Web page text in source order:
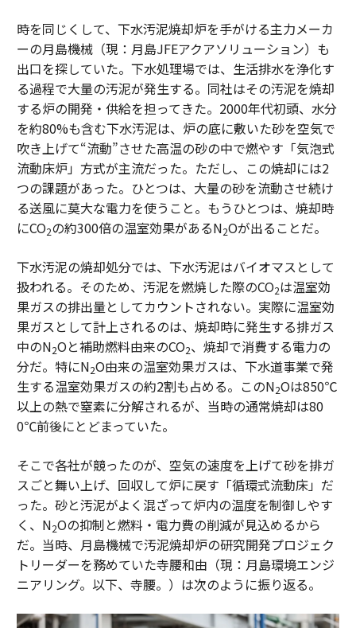
時を同じくして、下水汚泥焼却炉を手がける主力メーカ
ーの月島機械（現：月島JFEアクアソリューション）も
出口を探していた。下水処理場では、生活排水を浄化す
る過程で大量の汚泥が発生する。同社はその汚泥を焼却
する炉の開発・供給を担ってきた。2000年代初頭、水分
を約80%も含む下水汚泥は、炉の底に敷いた砂を空気で
吹き上げて“流動”させた高温の砂の中で燃やす「気泡式
流動床炉」方式が主流だった。ただし、この焼却には2
つの課題があった。ひとつは、大量の砂を流動させ続け
る送風に莫大な電力を使うこと。もうひとつは、焼却時
にCO2の約300倍の温室効果があるN2Oが出ることだ。
下水汚泥の焼却処分では、下水汚泥はバイオマスとして
扱われる。そのため、汚泥を燃焼した際のCO2は温室効
果ガスの排出量としてカウントされない。実際に温室効
果ガスとして計上されるのは、焼却時に発生する排ガス
中のN2Oと補助燃料由来のCO2、焼却で消費する電力の
分だ。特にN2O由来の温室効果ガスは、下水道事業で発
生する温室効果ガスの約2割も占める。このN2Oは850℃
以上の熱で窒素に分解されるが、当時の通常焼却は80
0℃前後にとどまっていた。
そこで各社が競ったのが、空気の速度を上げて砂を排ガ
スごと舞い上げ、回収して炉に戻す「循環式流動床」だ
った。砂と汚泥がよく混ざって炉内の温度を制御しやす
く、N2Oの抑制と燃料・電力費の削減が見込めるから
だ。当時、月島機械で汚泥焼却炉の研究開発プロジェク
トリーダーを務めていた寺腰和由（現：月島環境エンジ
ニアリング。以下、寺腰。）は次のように振り返る。